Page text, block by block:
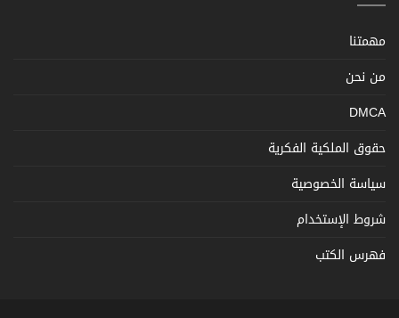
مهمتنا
من نحن
DMCA
حقوق الملكية الفكرية
سياسة الخصوصية
شروط الإستخدام
فهرس الكتب